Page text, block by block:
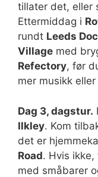
tillater det, eller
Ettermiddag i
rundt Leeds
Village med
Refectory, før
mer musikk
Dag 3, dagstur.
Ilkley. Kom
det er
Road. Hvis
med småbarer